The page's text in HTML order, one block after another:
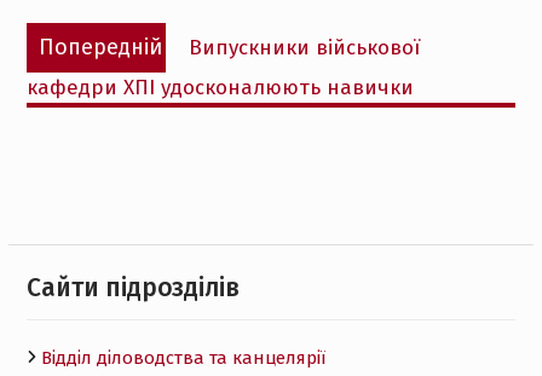
Навігація
записів
Попередній
Попередній
запис:
Випускники військової
кафедри ХПІ удосконалюють навички
Cайти підрозділів
Відділ діловодства та канцелярії